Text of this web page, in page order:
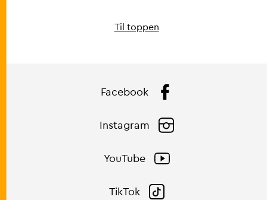
Til toppen
Facebook
Instagram
YouTube
TikTok